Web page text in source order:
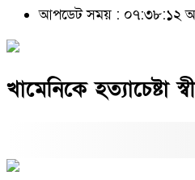
আপডেট সময় : ০৭:৩৮:১২
খামেনিকে হত্যাচেষ্টা